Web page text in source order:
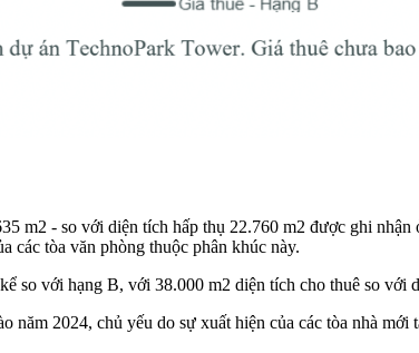
m2 - so với diện tích hấp thụ 22.760 m2 được ghi
các tòa văn phòng thuộc phân khúc này.
so với hạng B, với 38.000 m2 diện tích cho thuê so với
năm 2024, chủ yếu do sự xuất hiện của các tòa nhà